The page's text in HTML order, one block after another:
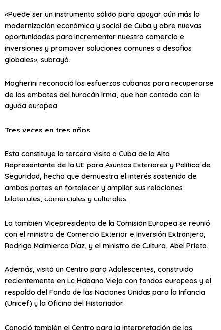
«Puede ser un instrumento sólido para apoyar aún más la
modernización económica y social de Cuba y abre nuevas
oportunidades para incrementar nuestro comercio e
inversiones y promover soluciones comunes a desafíos
globales», subrayó.
Mogherini reconoció los esfuerzos cubanos para recuperarse
de los embates del huracán Irma, que han contado con la
ayuda europea.
Tres veces en tres años
Esta constituye la tercera visita a Cuba de la Alta
Representante de la UE para Asuntos Exteriores y Política de
Seguridad, hecho que demuestra el interés sostenido de
ambas partes en fortalecer y ampliar sus relaciones
bilaterales, comerciales y culturales.
La también Vicepresidenta de la Comisión Europea se reunió
con el ministro de Comercio Exterior e Inversión Extranjera,
Rodrigo Malmierca Díaz, y el ministro de Cultura, Abel Prieto.
Además, visitó un Centro para Adolescentes, construido
recientemente en La Habana Vieja con fondos europeos y el
respaldo del Fondo de las Naciones Unidas para la Infancia
(Unicef) y la Oficina del Historiador.
Conoció también el Centro para la interpretación de las